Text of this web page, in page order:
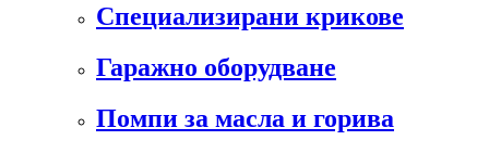
Специализирани крикове
Гаражно оборудване
Помпи за масла и горива